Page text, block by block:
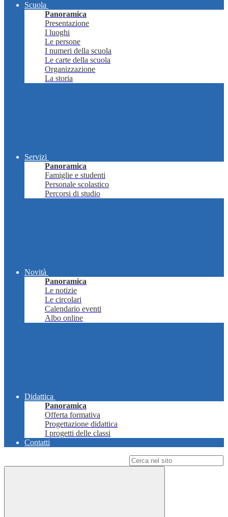
Scuola
Panoramica
Presentazione
I luoghi
Le persone
I numeri della scuola
Le carte della scuola
Organizzazione
La storia
Servizi
Panoramica
Famiglie e studenti
Personale scolastico
Percorsi di studio
Novità
Panoramica
Le notizie
Le circolari
Calendario eventi
Albo online
Didattica
Panoramica
Offerta formativa
Progettazione didattica
I progetti delle classi
Contatti